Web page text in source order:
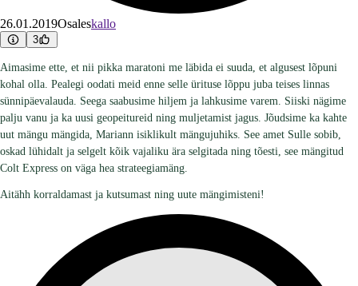
26.01.2019Osaleskallo
3
Aimasime ette, et nii pikka maratoni me läbida ei suuda, et algusest lõpuni
kohal olla. Pealegi oodati meid enne selle ürituse lõppu juba teises linnas
sünnipäevalauda. Seega saabusime hiljem ja lahkusime varem. Siiski nägime
palju vanu ja ka uusi geopeitureid ning muljetamist jagus. Jõudsime ka kahte
uut mängu mängida, Mariann isiklikult mängujuhiks. See amet Sulle sobib,
oskad lühidalt ja selgelt kõik vajaliku ära selgitada ning tõesti, see mängitud
Colt Express on väga hea strateegiamäng.
Aitähh korraldamast ja kutsumast ning uute mängimisteni!